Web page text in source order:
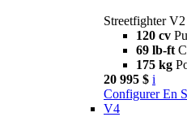
Streetfighter V2
120 cv
69 lb-ft
175 kg
20 995 $ i
Configurer En
V4